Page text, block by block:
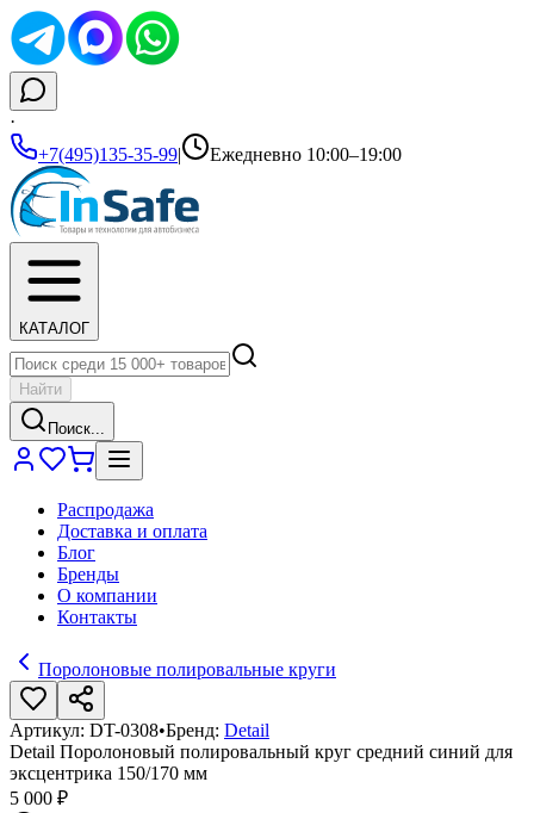
·
+7(495)135-35-99| Ежедневно 10:00–19:00
КАТАЛОГ
Найти
Поиск...
Распродажа
Доставка и оплата
Блог
Бренды
О компании
Контакты
Поролоновые полировальные круги
Артикул: DT-0308•Бренд: Detail
Detail Поролоновый полировальный круг средний синий для
эксцентрика 150/170 мм
5 000 ₽